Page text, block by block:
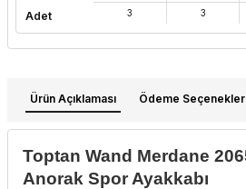
Adet
3
3
Ürün Açıklaması Ödeme
Toptan Wand Merdane
Anorak Spor Ayakkabı